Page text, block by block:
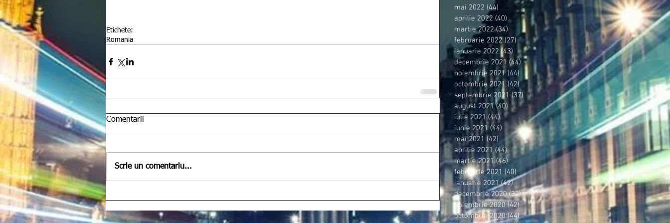
Etichete:
Romania
Comentarii
Scrie un comentariu...
mai 2022 (44) 44 postări
aprilie 2022 (40)40 postări
martie 2022 (34) 34 postări
februarie 2022 (27)27 postări
ianuarie 2022 (43) 43 postări
decembrie 2021 (44)44 postări
noiembrie 2021 (44) 44 postări
octombrie 2021 (42)42 postări
septembrie 2021 (37)37 postări
august 2021 (40)40 postări
iulie 2021 (44)44 postări
iunie 2021 (44) 44 postări
mai 2021 (42) 42 postări
aprilie 2021 (44)44 postări
martie 2021 (46)46 postări
februarie 2021 (40)40 postări
ianuarie 2021 (42)42 postări
decembrie 2020 (32)32 postări
noiembrie 2020 (42) 42 postări
octombrie 2020 (44)44 postări